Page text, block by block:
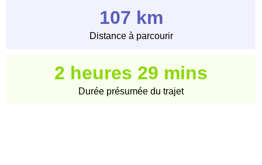
107 km
Distance à parcourir
2 heures 29 mins
Durée présumée du trajet